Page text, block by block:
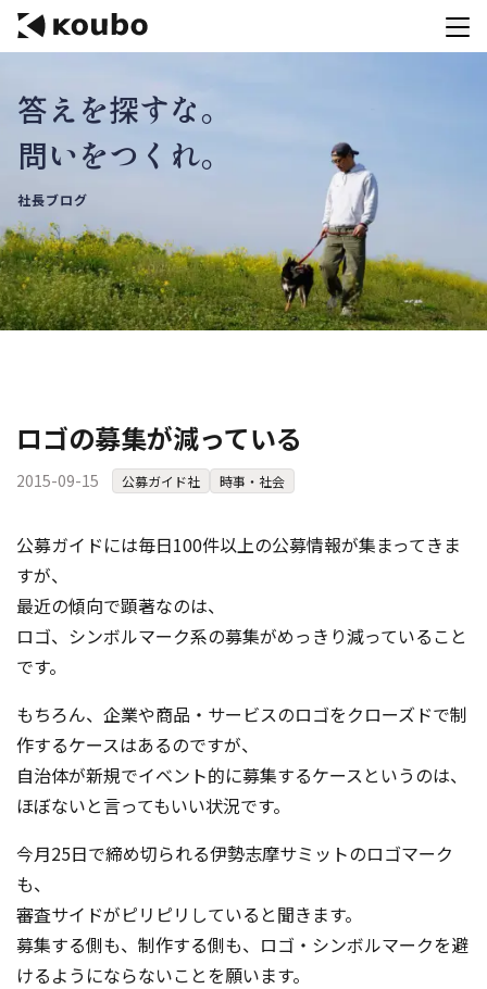
サービス
会社案内
実績紹介
採用情報
資料ダウンロード
公募運営SaaS 「Kouboプランナー」
事例紹介
事務局アウトソーシング
マーケットデータ
コンテスト情報及びプレゼン
ト情報を「Koubo」に無料で
紹介させていただきます
掲載内容のご確認はこちら
ログイン
答えを探すな。
問いをつくれ。
社長ブログ
ロゴの募集が減っている
2015-09-15 公募ガイド社 時事・社会
公募ガイドには毎日100件以上の公募情報が集まってきま
すが、
最近の傾向で顕著なのは、
ロゴ、シンボルマーク系の募集がめっきり減っていること
です。
もちろん、企業や商品・サービスのロゴをクローズドで制
作するケースはあるのですが、
自治体が新規でイベント的に募集するケースというのは、
ほぼないと言ってもいい状況です。
今月25日で締め切られる伊勢志摩サミットのロゴマーク
も、
審査サイドがピリピリしていると聞きます。
募集する側も、制作する側も、ロゴ・シンボルマークを避
けるようにならないことを願います。